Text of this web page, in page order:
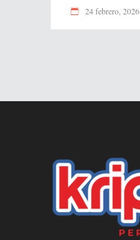
24 febrero, 2026